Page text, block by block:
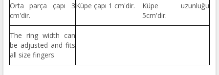
Orta parça çapı 3
cm'dir.
Küpe çapı 1 cm'dir.
Küpe uzunluğu
5cm'dir.
The ring width can
be adjusted and fits
all size fingers